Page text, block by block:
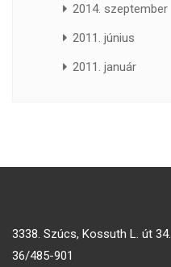
2014. szeptember
2011. június
2011. január
3338. Szúcs, Kossuth L. út 34.
36/485-901